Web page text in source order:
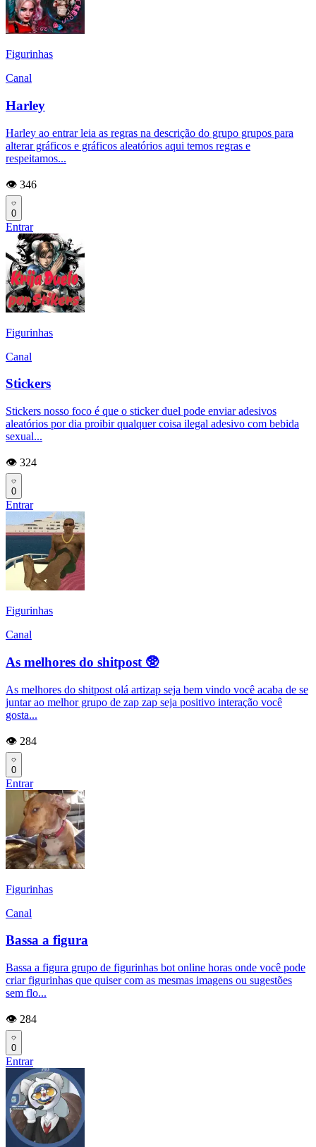
Figurinhas
Canal
Harley
Harley ao entrar leia as regras na descrição do grupo grupos para
alterar gráficos e gráficos aleatórios aqui temos regras e
respeitamos...
👁️ 346
0
Entrar
Figurinhas
Canal
Stickers
Stickers nosso foco é que o sticker duel pode enviar adesivos
aleatórios por dia proibir qualquer coisa ilegal adesivo com bebida
sexual...
👁️ 324
0
Entrar
Figurinhas
Canal
As melhores do shitpost 🥸
As melhores do shitpost olá artizap seja bem vindo você acaba de se
juntar ao melhor grupo de zap zap seja positivo interação você
gosta...
👁️ 284
0
Entrar
Figurinhas
Canal
Bassa a figura
Bassa a figura grupo de figurinhas bot online horas onde você pode
criar figurinhas que quiser com as mesmas imagens ou sugestões
sem flo...
👁️ 284
0
Entrar